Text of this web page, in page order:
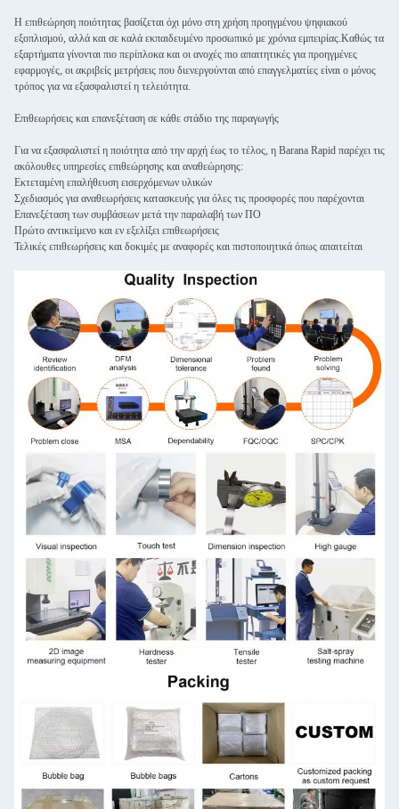
Η επιθεώρηση ποιότητας βασίζεται όχι μόνο στη χρήση προηγμένου ψηφιακού
εξοπλισμού, αλλά και σε καλά εκπαιδευμένο προσωπικό με χρόνια εμπειρίας.Καθώς τα
εξαρτήματα γίνονται πιο περίπλοκα και οι ανοχές πιο απαιτητικές για προηγμένες
εφαρμογές, οι ακριβείς μετρήσεις που διενεργούνται από επαγγελματίες είναι ο μόνος
τρόπος για να εξασφαλιστεί η τελειότητα.
Επιθεωρήσεις και επανεξέταση σε κάθε στάδιο της παραγωγής
Για να εξασφαλιστεί η ποιότητα από την αρχή έως το τέλος, η Barana Rapid παρέχει τις
ακόλουθες υπηρεσίες επιθεώρησης και αναθεώρησης:
Εκτεταμένη επαλήθευση εισερχόμενων υλικών
Σχεδιασμός για αναθεωρήσεις κατασκευής για όλες τις προσφορές που παρέχονται
Επανεξέταση των συμβάσεων μετά την παραλαβή των ΠΟ
Πρώτο αντικείμενο και εν εξελίξει επιθεωρήσεις
Τελικές επιθεωρήσεις και δοκιμές με αναφορές και πιστοποιητικά όπως απαιτείται